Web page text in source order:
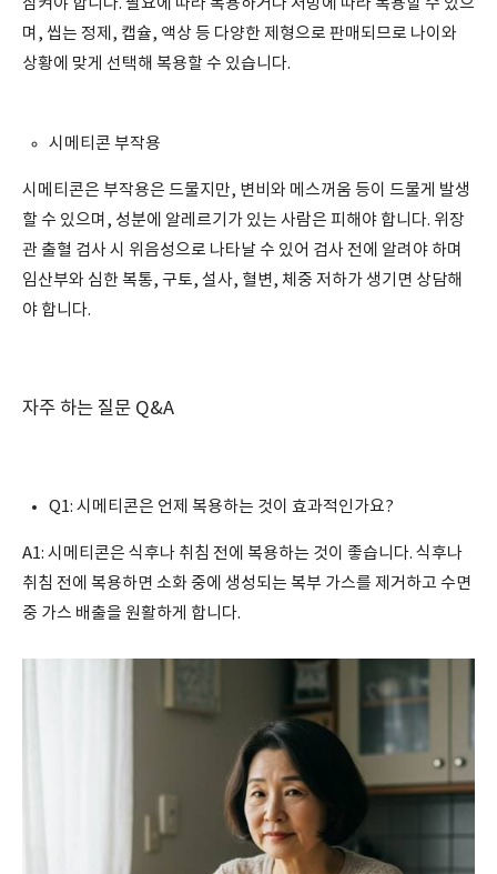
삼켜야 합니다. 필요에 따라 복용하거나 처방에 따라 복용할 수 있으
며, 씹는 정제, 캡슐, 액상 등 다양한 제형으로 판매되므로 나이와
상황에 맞게 선택해 복용할 수 있습니다.
시메티콘 부작용
시메티콘은 부작용은 드물지만, 변비와 메스꺼움 등이 드물게 발생
할 수 있으며, 성분에 알레르기가 있는 사람은 피해야 합니다. 위장
관 출혈 검사 시 위음성으로 나타날 수 있어 검사 전에 알려야 하며
임산부와 심한 복통, 구토, 설사, 혈변, 체중 저하가 생기면 상담해
야 합니다.
자주 하는 질문 Q&A
Q1: 시메티콘은 언제 복용하는 것이 효과적인가요?
A1: 시메티콘은 식후나 취침 전에 복용하는 것이 좋습니다. 식후나
취침 전에 복용하면 소화 중에 생성되는 복부 가스를 제거하고 수면
중 가스 배출을 원활하게 합니다.